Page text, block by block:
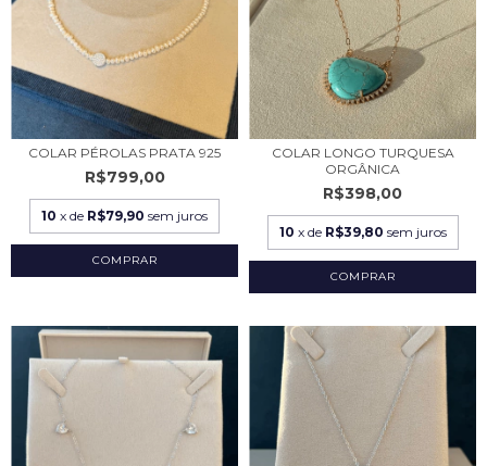
COLAR PÉROLAS PRATA 925
R$799,00
10 x de R$79,90 sem juros
COLAR LONGO TURQUESA
ORGÂNICA
R$398,00
10 x de R$39,80 sem juros